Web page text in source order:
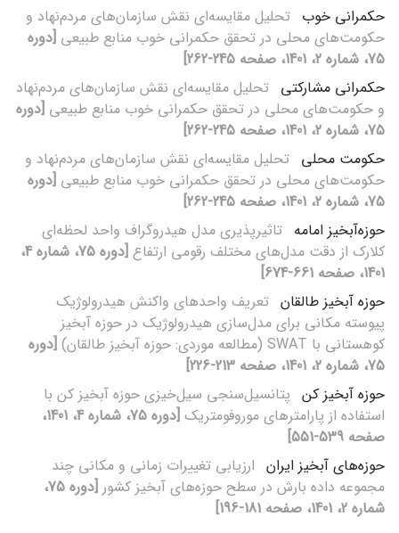
حکمرانی خوب تحلیل مقایسه‌ای نقش سازمان‌های مردم‌نهاد و
حکومت‌های محلی در تحقق حکمرانی خوب منابع طبیعی [دوره
75، شماره 2، 1401، صفحه 245-262]
حکمرانی مشارکتی تحلیل مقایسه‌ای نقش سازمان‌های مردم‌نهاد
و حکومت‌های محلی در تحقق حکمرانی خوب منابع طبیعی [دوره
75، شماره 2، 1401، صفحه 245-262]
حکومت محلی تحلیل مقایسه‌ای نقش سازمان‌های مردم‌نهاد و
حکومت‌های محلی در تحقق حکمرانی خوب منابع طبیعی [دوره
75، شماره 2، 1401، صفحه 245-262]
حوزه‌آبخیز امامه تاثیرپذیری مدل هیدروگراف واحد لحظه‌ای
کلارک از دقت مدل‌های مختلف رقومی ارتفاع
[دوره 75، شماره 4،
1401، صفحه 661-674]
حوزه آبخیز طالقان تعریف واحدهای واکنش هیدرولوژیک
پیوسته مکانی برای مدل‌سازی هیدرولوژیک در حوزه آبخیز
کوهستانی با SWAT (مطالعه موردی: حوزه آبخیز طالقان)
[دوره
75، شماره 2، 1401، صفحه 213-226]
حوزه آبخیز کن پتانسیل‌سنجی سیل‌خیزی حوزه آبخیز کن با
استفاده از پارامترهای موروفومتریک
[دوره 75، شماره 4، 1401،
صفحه 539-551]
حوزه‌های آبخیز ایران ارزیابی تغییرات زمانی و مکانی چند
مجموعه داده بارش در سطح حوزه‌های آبخیز کشور
[دوره 75،
شماره 2، 1401، صفحه 181-196]